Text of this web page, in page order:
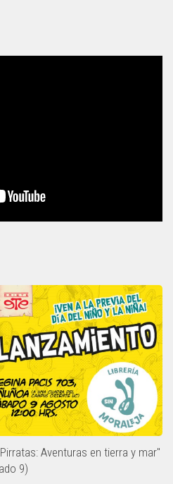
Aventuras en tierra y mar"
9)